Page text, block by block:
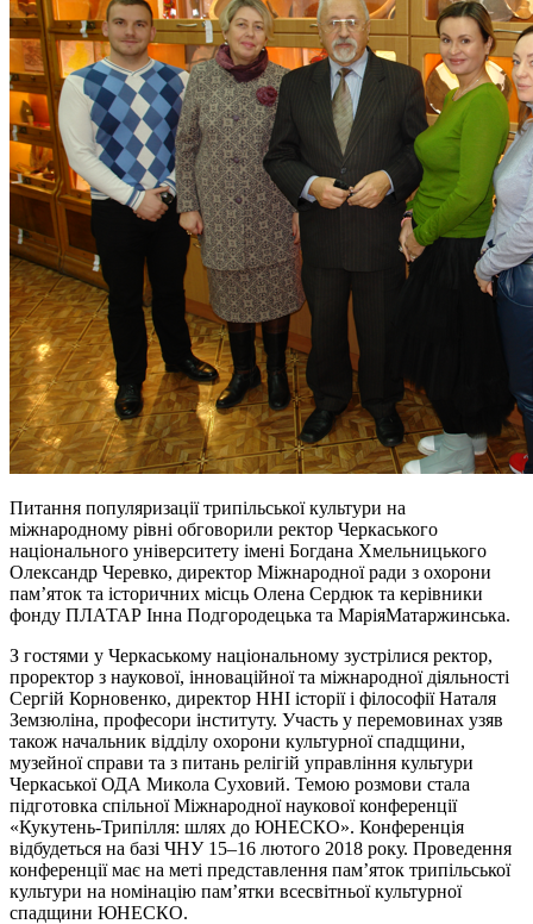
Питання популяризації трипільської культури на
міжнародному рівні обговорили ректор Черкаського
національного університету імені Богдана Хмельницького
Олександр Черевко, директор Міжнародної ради з охорони
пам’яток та історичних місць Олена Сердюк та керівники
фонду ПЛАТАР Інна Подгородецька та МаріяМатаржинська.
З гостями у Черкаському національному зустрілися ректор,
проректор з наукової, інноваційної та міжнародної діяльності
Сергій Корновенко, директор ННІ історії і філософії Наталя
Земзюліна, професори інституту. Участь у перемовинах узяв
також начальник відділу охорони культурної спадщини,
музейної справи та з питань релігій управління культури
Черкаської ОДА Микола Суховий. Темою розмови стала
підготовка спільної Міжнародної наукової конференції
«Кукутень-Трипілля: шлях до ЮНЕСКО». Конференція
відбудеться на базі ЧНУ 15–16 лютого 2018 року. Проведення
конференції має на меті представлення пам’яток трипільської
культури на номінацію пам’ятки всесвітньої культурної
спадщини ЮНЕСКО.